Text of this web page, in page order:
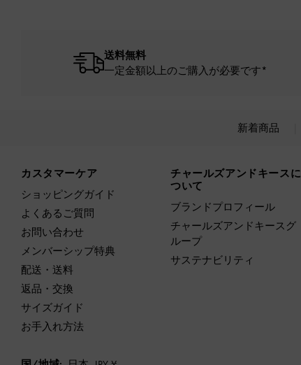
送料無料
一定金額以上のご購入が必要です*
新着商品
カスタマーケア
ショッピングガイド
よくあるご質問
お問い合わせ
メンバーシップ特典
配送・送料
返品・交換
サイズガイド
お手入れ方法
チャールズアンドキースに
ついて
ブランドプロフィール
チャールズアンドキースグ
ループ
サステナビリティ